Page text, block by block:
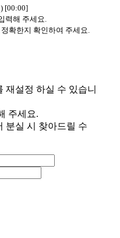
[00:00]
력해 주세요.
확한지 확인하여 주세요.
재설정 하실 수 있습니
주세요.
분실 시 찾아드릴 수